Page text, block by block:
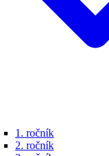
1. ročník
2. ročník